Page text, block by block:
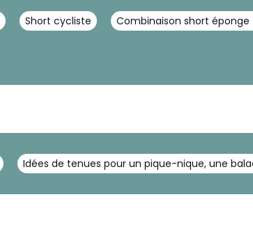
Short cycliste Combinaison short
Idées de tenues pour un pique-nique, une